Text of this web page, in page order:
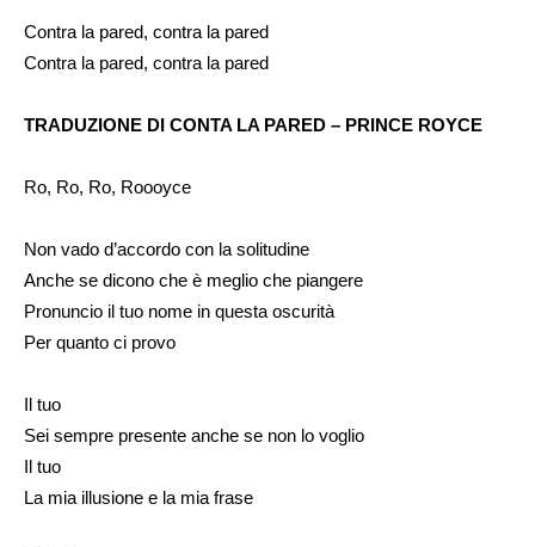
Contra la pared, contra la pared
Contra la pared, contra la pared
TRADUZIONE DI CONTA LA PARED – PRINCE ROYCE
Ro, Ro, Ro, Roooyce
Non vado d’accordo con la solitudine
Anche se dicono che è meglio che piangere
Pronuncio il tuo nome in questa oscurità
Per quanto ci provo
Il tuo
Sei sempre presente anche se non lo voglio
Il tuo
La mia illusione e la mia frase